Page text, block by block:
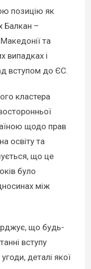
позицію як
Балкан –
Македонії та
випадках і
вступом до ЄС.
кластера
щодо прав
освіту та
що це
було
між
що будь-
вступу
деталі якої